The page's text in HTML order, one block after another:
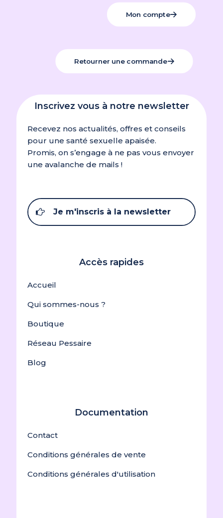
Mon compte
Retourner une commande
Inscrivez vous à notre newsletter
Recevez nos actualités, offres et conseils
pour une santé sexuelle apaisée.
Promis, on s’engage à ne pas vous envoyer
une avalanche de mails !
Je m'inscris à la newsletter
Accès rapides
Accueil
Qui sommes-nous ?
Boutique
Réseau Pessaire
Blog
Documentation
Contact
Conditions générales de vente
Conditions générales d'utilisation